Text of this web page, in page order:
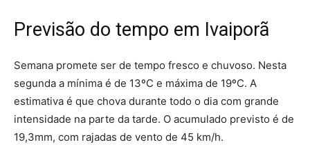
Previsão do tempo em Ivaiporã
Semana promete ser de tempo fresco e chuvoso. Nesta
segunda a mínima é de 13ºC e máxima de 19ºC. A
estimativa é que chova durante todo o dia com grande
intensidade na parte da tarde. O acumulado previsto é de
19,3mm, com rajadas de vento de 45 km/h.